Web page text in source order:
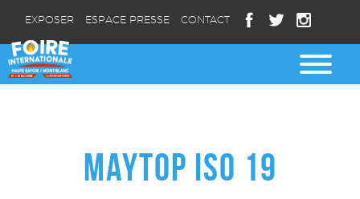
EXPOSER ESPACE PRESSE CONTACT
MAYTOP ISO 19